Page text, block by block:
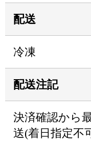
配送
冷凍
配送注記
決済確認から
送(着日指定不